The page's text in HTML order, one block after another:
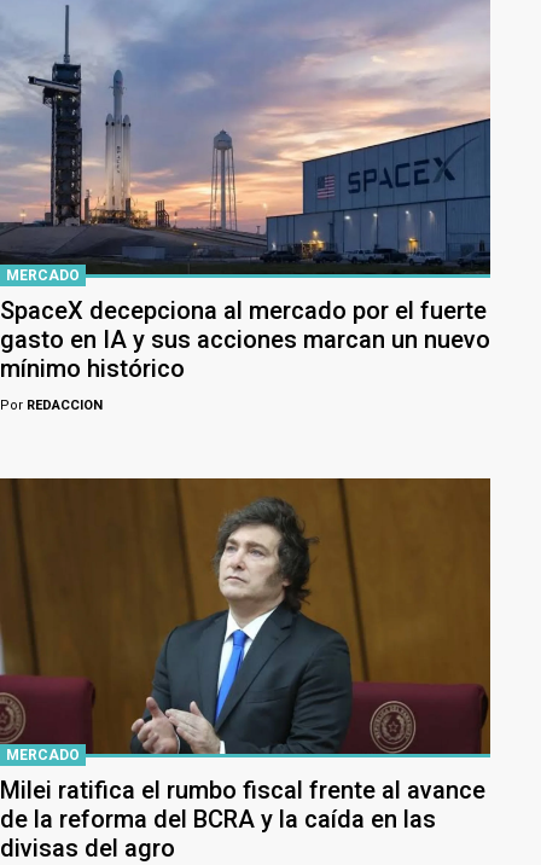
MERCADO
SpaceX decepciona al mercado por el fuerte
gasto en IA y sus acciones marcan un nuevo
mínimo histórico
Por REDACCION
MERCADO
Milei ratifica el rumbo fiscal frente al avance
de la reforma del BCRA y la caída en las
divisas del agro